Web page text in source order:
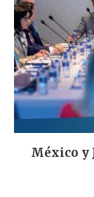
México y